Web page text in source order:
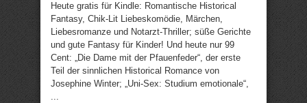
Heute gratis für Kindle: Romantische Historical
Fantasy, Chik-Lit Liebeskomödie, Märchen,
Liebesromanze und Notarzt-Thriller; süße Gerichte
und gute Fantasy für Kinder! Und heute nur 99
Cent: „Die Dame mit der Pfauenfeder“, der erste
Teil der sinnlichen Historical Romance von
Josephine Winter; „Uni-Sex: Studium emotionale“,
...